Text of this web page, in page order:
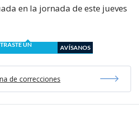
en la jornada de este jueves
UN
AVÍSANOS
de correcciones